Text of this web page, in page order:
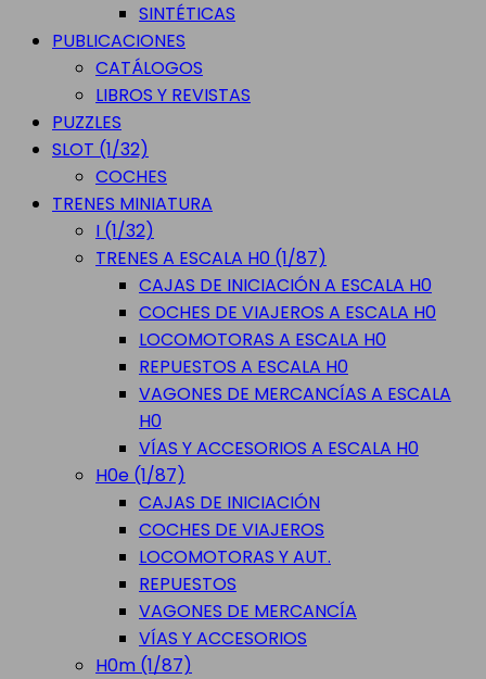
SINTÉTICAS
PUBLICACIONES
CATÁLOGOS
LIBROS Y REVISTAS
PUZZLES
SLOT (1/32)
COCHES
TRENES MINIATURA
I (1/32)
TRENES A ESCALA H0 (1/87)
CAJAS DE INICIACIÓN A ESCALA H0
COCHES DE VIAJEROS A ESCALA H0
LOCOMOTORAS A ESCALA H0
REPUESTOS A ESCALA H0
VAGONES DE MERCANCÍAS A ESCALA
H0
VÍAS Y ACCESORIOS A ESCALA H0
H0e (1/87)
CAJAS DE INICIACIÓN
COCHES DE VIAJEROS
LOCOMOTORAS Y AUT.
REPUESTOS
VAGONES DE MERCANCÍA
VÍAS Y ACCESORIOS
H0m (1/87)